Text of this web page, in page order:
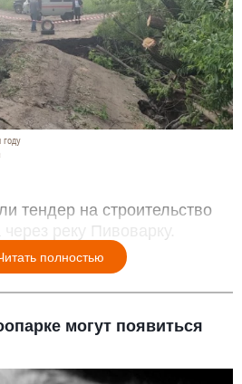
тендер на строительство
реку Пивоварку.
полностью
могут появиться